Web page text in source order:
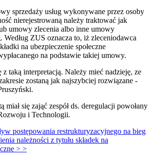
sprzedaży usług wykonywane przez osoby
nierejestrowaną należy traktować jak
umowy zlecenia albo inne umowy
Według ZUS oznacza to, iż zleceniodawca
na ubezpieczenie społeczne
na podstawie takiej umowy.
taką interpretacją. Należy mieć nadzieję, ze
zostaną jak najszybciej rozwiązane -
miał się zająć zespół ds. deregulacji powołany
i Technologii.
postępowania restrukturyzacyjnego na bieg
należności z tytułu składek na
> >